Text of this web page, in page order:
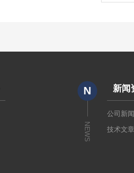
N
NEWS
新闻
公司新
技术文